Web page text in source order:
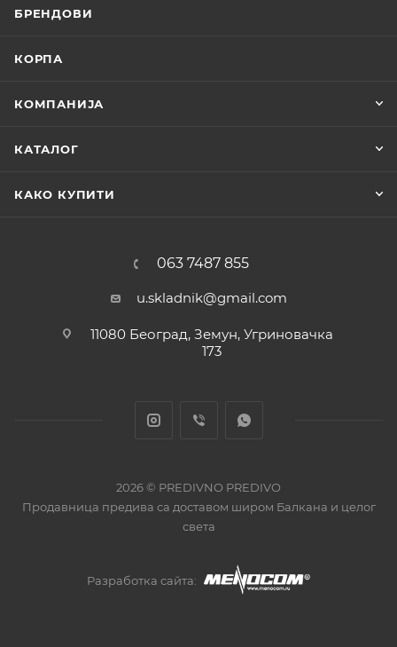
БРЕНДОВИ
КОРПА
КОМПАНИЈА
КАТАЛОГ
КАКО КУПИТИ
063 7487 855
u.skladnik@gmail.com
11080 Београд, Земун, Угриновачка
173
2026 © PREDIVNO PREDIVO
Продавница предива са доставом широм Балкана и целог
света
Разработка сайта: